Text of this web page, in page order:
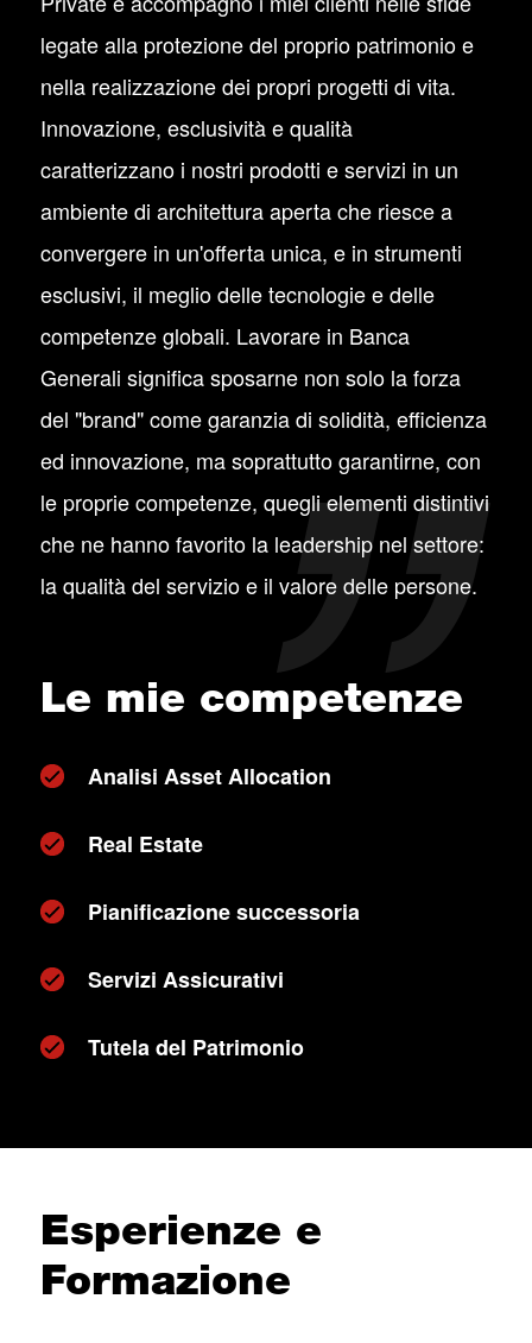
legate alla protezione del proprio patrimonio e
nella realizzazione dei propri progetti di vita.
Innovazione, esclusività e qualità
caratterizzano i nostri prodotti e servizi in un
ambiente di architettura aperta che riesce a
convergere in un'offerta unica, e in strumenti
esclusivi, il meglio delle tecnologie e delle
competenze globali. Lavorare in Banca
Generali significa sposarne non solo la forza
del "brand" come garanzia di solidità, efficienza
ed innovazione, ma soprattutto garantirne, con
le proprie competenze, quegli elementi distintivi
che ne hanno favorito la leadership nel settore:
la qualità del servizio e il valore delle persone.
Le mie competenze
Analisi Asset Allocation
Real Estate
Pianificazione successoria
Servizi Assicurativi
Tutela del Patrimonio
Esperienze e
Formazione